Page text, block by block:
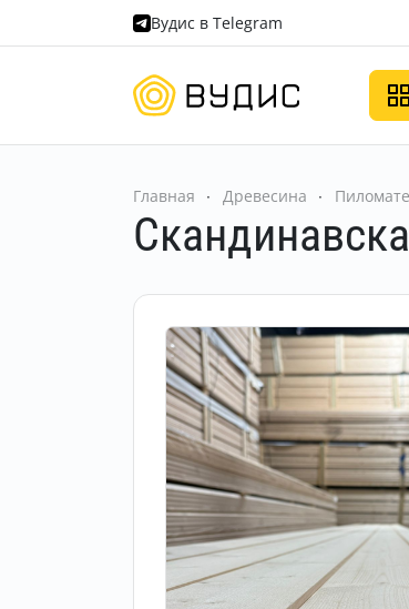
Вудис в Telegram
Главная Древесина